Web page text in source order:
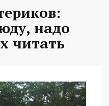
надо
читать